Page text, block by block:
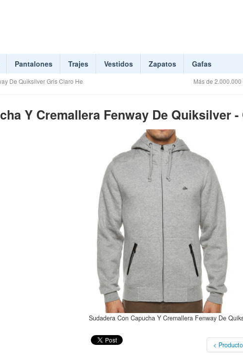
Pantalones Trajes Vestidos Zapatos Gafas
De Quiksilver Gris Claro He Más de
Y Cremallera Fenway De Quiksilver
Sudadera Con Capucha Y Cremallera Fenway De
<